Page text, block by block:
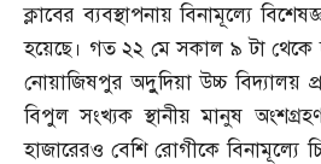
ক্লাবের ব্যবস্থাপনায় বিনামূল্যে
হয়েছে। গত ২২ মে সকাল ৯ টা থেকে
নোয়াজিষপুর অদুুদিয়া উচ্চ বিদ্যালয়
বিপুল সংখ্যক স্থানীয় মানুষ
হাজারেরও বেশি রোগীকে বিনামূল্যে